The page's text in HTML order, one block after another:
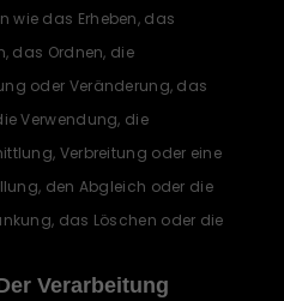
wie das Erheben, das
das Ordnen, die
oder Veränderung, das
Verwendung, die
Verbreitung oder eine
den Abgleich oder die
das Löschen oder die
Verarbeitung